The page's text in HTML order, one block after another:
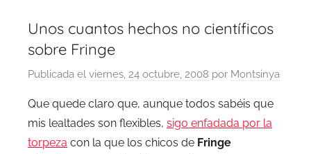
Unos cuantos hechos no científicos
sobre Fringe
Publicada el viernes, 24 octubre, 2008 por Montsinya
Que quede claro que, aunque todos sabéis que
mis lealtades son flexibles, sigo enfadada por la
torpeza con la que los chicos de Fringe